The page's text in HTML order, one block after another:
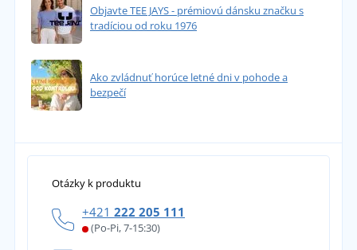
Objavte TEE JAYS - prémiovú dánsku značku s
tradíciou od roku 1976
Ako zvládnuť horúce letné dni v pohode a
bezpečí
Otázky k produktu
+421 222 205 111
(Po-Pi, 7-15:30)